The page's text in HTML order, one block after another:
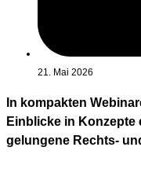
21. Mai 2026
In kompakten
Einblicke in
gelungene Rechts-